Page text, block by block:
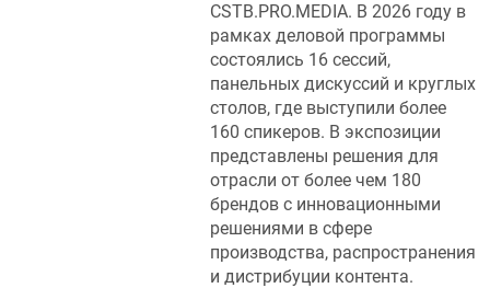
CSTB.PRO.MEDIA. В 2026 году в
рамках деловой программы
состоялись 16 сессий,
панельных дискуссий и круглых
столов, где выступили более
160 спикеров. В экспозиции
представлены решения для
отрасли от более чем 180
брендов с инновационными
решениями в сфере
производства, распространения
и дистрибуции контента.